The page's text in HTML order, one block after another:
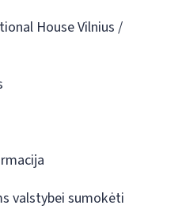
House Vilnius /
valstybei sumokėti